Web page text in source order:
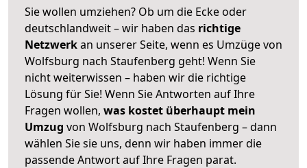
Sie wollen umziehen? Ob um die Ecke oder
deutschlandweit – wir haben das richtige
Netzwerkan unserer Seite, wenn es Umzüge von
Wolfsburg nach Staufenberg geht! Wenn Sie
nicht weiterwissen – haben wir die richtige
Lösung für Sie! Wenn Sie Antworten auf Ihre
Fragen wollen, was kostet überhaupt mein
Umzug von Wolfsburg nach Staufenberg – dann
wählen Sie sie uns, denn wir haben immer die
passende Antwort auf Ihre Fragen parat.